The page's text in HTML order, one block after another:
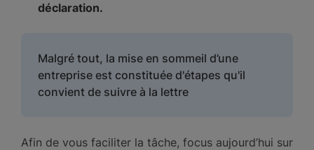
déclaration.
Malgré tout, la mise en sommeil d’une
entreprise est constituée d'étapes qu'il
convient de suivre à la lettre
Afin de vous faciliter la tâche, focus aujourd’hui sur